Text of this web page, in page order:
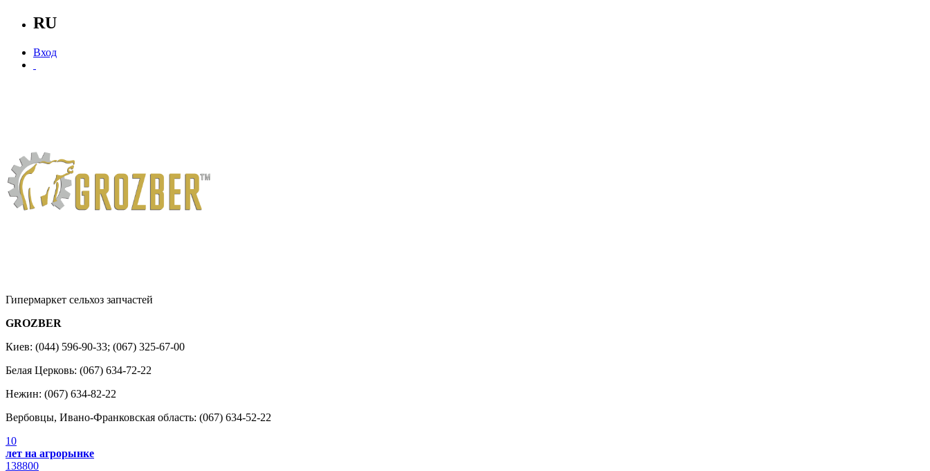
RU
Вход
Гипермаркет сельхоз запчастей
GROZBER
Киев: (044) 596-90-33; (067) 325-67-00
Белая Церковь: (067) 634-72-22
Нежин: (067) 634-82-22
Вербовцы, Ивано-Франковская область: (067) 634-52-22
10
лет на агрорынке
138800